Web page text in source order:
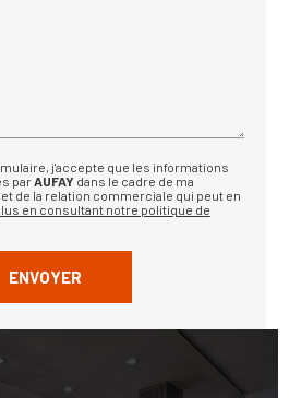
j'accepte que les informations
parAUFAY dans le cadre de ma
de la relation commerciale qui peut en
en consultant notre politique de